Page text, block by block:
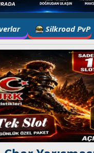
Silkroad PvP